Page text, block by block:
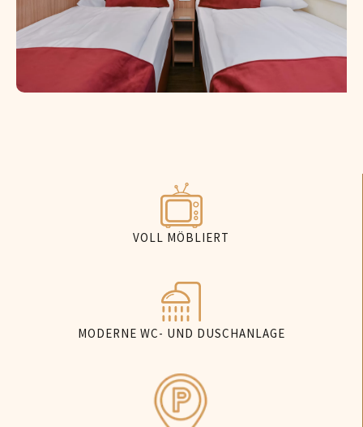
VOLL MÖBLIERT
MODERNE WC- UND DUSCHANLAGE